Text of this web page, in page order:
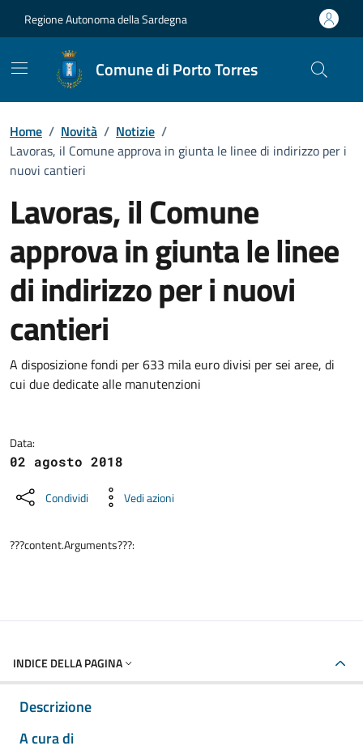
Regione Autonoma della Sardegna
Comune di Porto Torres
Home / Novità / Notizie /
Lavoras, il Comune approva in giunta le linee di indirizzo per i
nuovi cantieri
Lavoras, il Comune
approva in giunta le linee
di indirizzo per i nuovi
cantieri
Dettagli della notizia
A disposizione fondi per 633 mila euro divisi per sei aree, di
cui due dedicate alle manutenzioni
Data:
02 agosto 2018
Condividi Vedi azioni
???content.Arguments???:
INDICE DELLA PAGINA
Descrizione
A cura di